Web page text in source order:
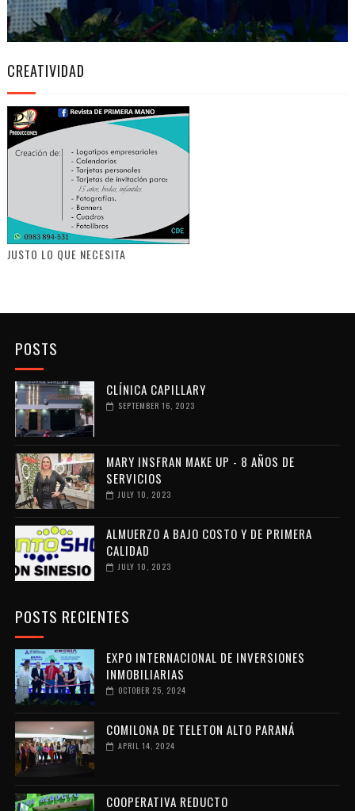
CREATIVIDAD
JUSTO LO QUE NECESITA
POSTS
CLÍNICA CAPILLARY
SEPTEMBER 16, 2023
MARY INSFRAN MAKE UP - 8 AÑOS DE
SERVICIOS
JULY 10, 2023
ALMUERZO A BAJO COSTO Y DE PRIMERA
CALIDAD
JULY 10, 2023
POSTS RECIENTES
EXPO INTERNACIONAL DE INVERSIONES
INMOBILIARIAS
OCTOBER 25, 2024
COMILONA DE TELETON ALTO PARANÁ
APRIL 14, 2024
COOPERATIVA REDUCTO